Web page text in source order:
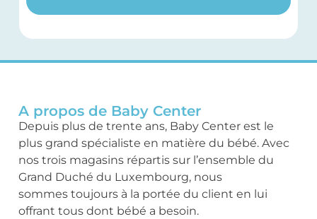
A propos de Baby Center
Depuis plus de trente ans, Baby Center est le
plus grand spécialiste en matière du bébé. Avec
nos trois magasins répartis sur l’ensemble du
Grand Duché du Luxembourg, nous
sommes toujours à la portée du client en lui
offrant tous dont bébé a besoin.